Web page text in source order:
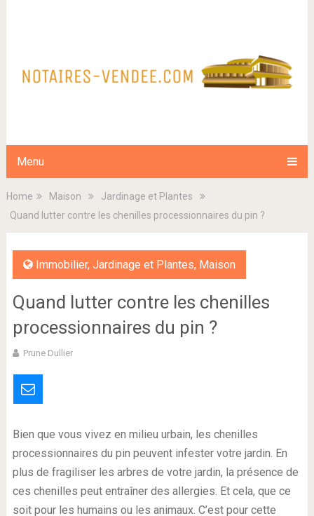
Menu
Home Maison
Jardinage et Plantes
Quand lutter contre les chenilles processionnaires du pin ?
Immobilier, Jardinage et Plantes, Maison
Quand lutter contre les chenilles
processionnaires du pin ?
Prune Dullier
Bien que vous vivez en milieu urbain, les chenilles
processionnaires du pin peuvent infester votre jardin. En
plus de fragiliser les arbres de votre jardin, la présence de
ces chenilles peut entraîner des allergies. Et cela, que ce
soit pour les humains ou les animaux. C’est pour cette